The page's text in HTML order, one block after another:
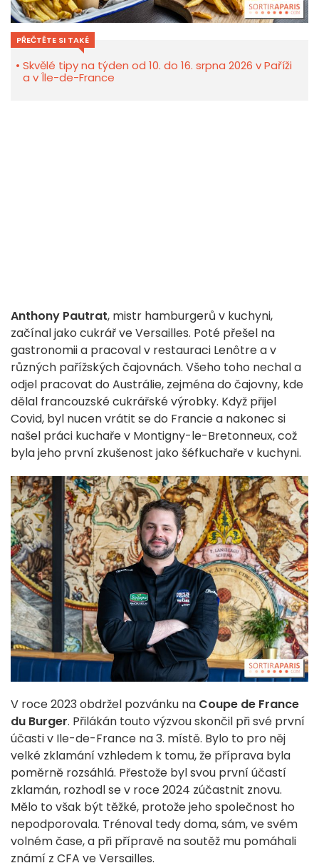
PŘEČTĚTE SI TAKÉ
Skvělé tipy na týden od 10. do 16. srpna 2026 v Paříži
a v Île-de-France
Anthony Pautrat, mistr hamburgerů v kuchyni,
začínal jako cukrář ve Versailles. Poté přešel na
gastronomii a pracoval v restauraci Lenôtre a v
různých pařížských čajovnách. Všeho toho nechal a
odjel pracovat do Austrálie, zejména do čajovny, kde
dělal francouzské cukrářské výrobky. Když přijel
Covid, byl nucen vrátit se do Francie a nakonec si
našel práci kuchaře v Montigny-le-Bretonneux, což
byla jeho první zkušenost jako šéfkuchaře v kuchyni.
V roce 2023 obdržel pozvánku na Coupe de France
du Burger. Přilákán touto výzvou skončil při své první
účasti v Ile-de-France na 3. místě. Bylo to pro něj
velké zklamání vzhledem k tomu, že příprava byla
poměrně rozsáhlá. Přestože byl svou první účastí
zklamán, rozhodl se v roce 2024 zúčastnit znovu.
Mělo to však být těžké, protože jeho společnost ho
nepodporovala. Trénoval tedy doma, sám, ve svém
volném čase, a při přípravě na soutěž mu pomáhali
známí z CFA ve Versailles.